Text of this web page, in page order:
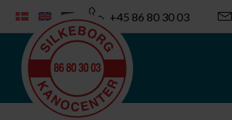
indholdet
+45 86 80 30 03